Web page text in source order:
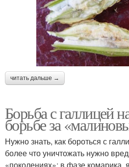
читать дальше →
Борьба с галлицей
борьбе за
Нужно знать, как бороться с
более что уничтожать нужно